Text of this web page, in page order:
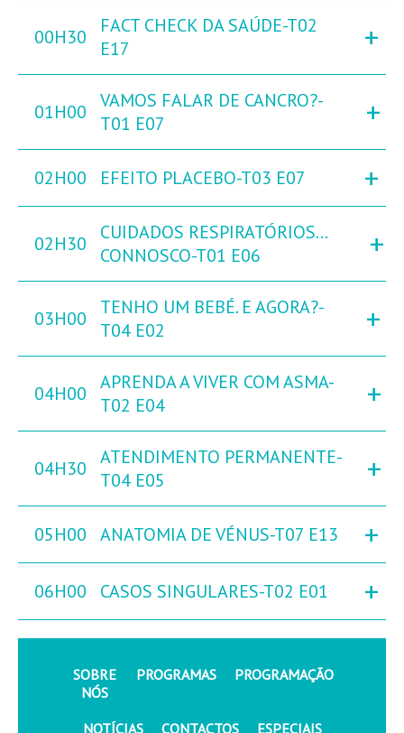
00H30
FACT CHECK DA SAÚDE-T02
E17
+
01H00
VAMOS FALAR DE CANCRO?-
T01 E07
+
02H00 EFEITO PLACEBO-T03 E07 +
02H30
CUIDADOS RESPIRATÓRIOS…
CONNOSCO-T01 E06
+
03H00
TENHO UM BEBÉ. E AGORA?-
T04 E02
+
04H00
APRENDA A VIVER COM ASMA-
T02 E04
+
04H30
ATENDIMENTO PERMANENTE-
T04 E05
+
05H00 ANATOMIA DE VÉNUS-T07 E13 +
06H00 CASOS SINGULARES-T02 E01 +
SOBRE
NÓS
PROGRAMAS PROGRAMAÇÃO
NOTÍCIAS CONTACTOS ESPECIAIS